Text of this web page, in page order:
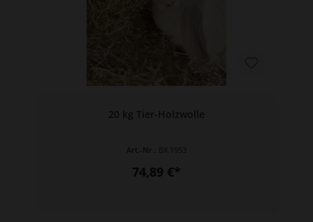
20 kg Tier-Holzwolle
Art.-Nr.:
74,89 €*